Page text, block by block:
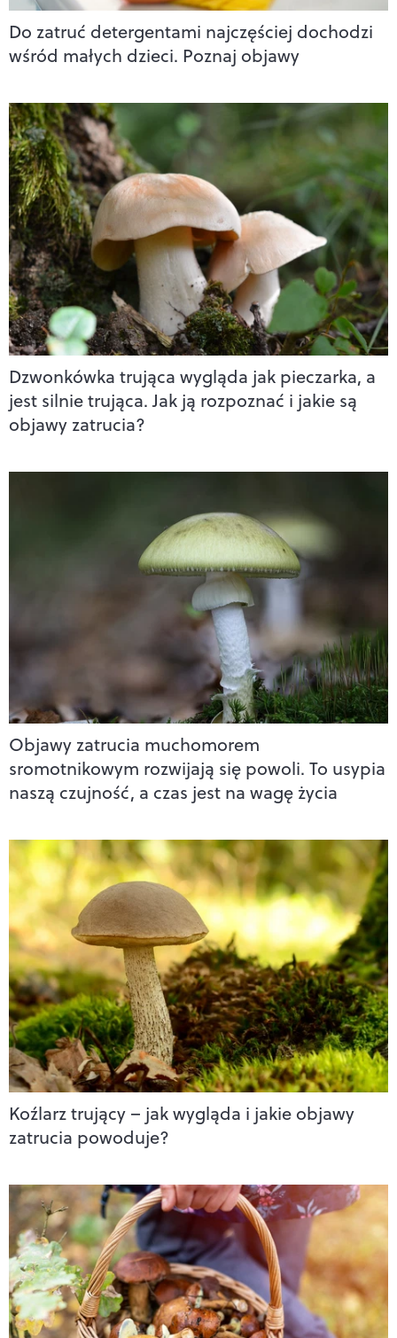
Do zatruć detergentami najczęściej dochodzi
wśród małych dzieci. Poznaj objawy
Dzwonkówka trująca wygląda jak pieczarka, a
jest silnie trująca. Jak ją rozpoznać i jakie są
objawy zatrucia?
Objawy zatrucia muchomorem
sromotnikowym rozwijają się powoli. To usypia
naszą czujność, a czas jest na wagę życia
Koźlarz trujący – jak wygląda i jakie objawy
zatrucia powoduje?